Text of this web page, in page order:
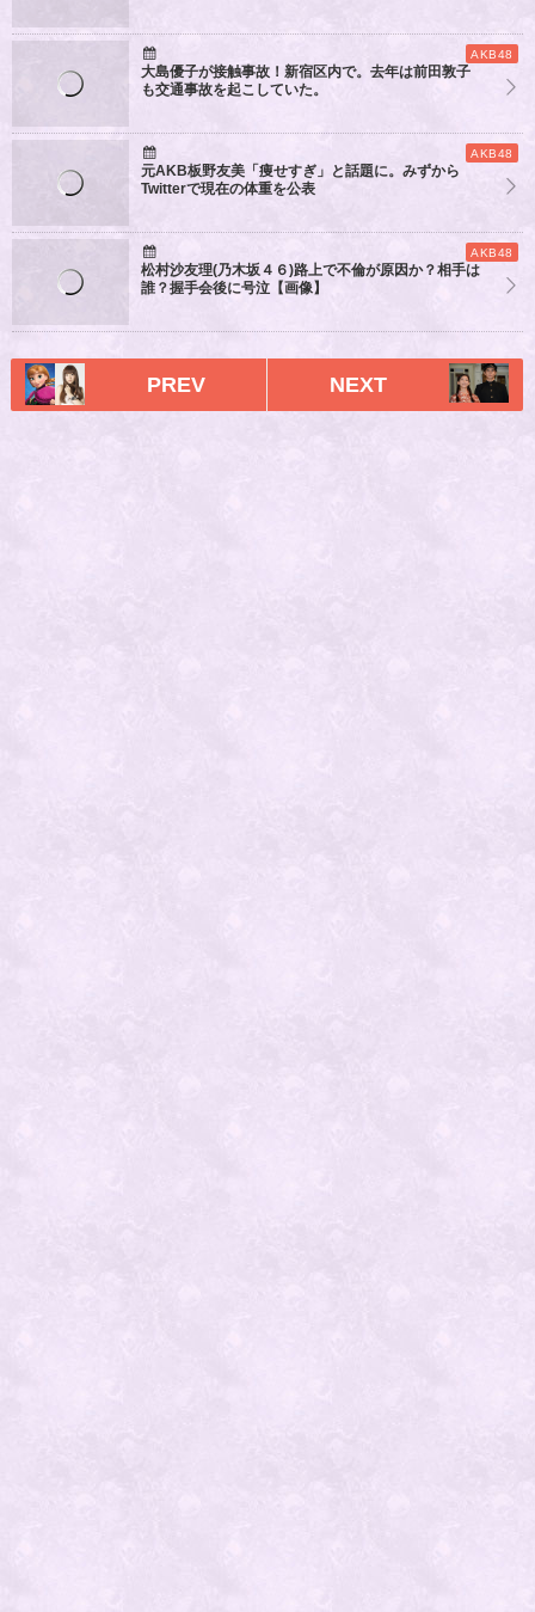
AKB48
大島優子が接触事故！新宿区内で。去年は前田敦子
も交通事故を起こしていた。
AKB48
元AKB板野友美「痩せすぎ」と話題に。みずから
Twitterで現在の体重を公表
AKB48
松村沙友理(乃木坂４６)路上で不倫が原因か？相手は
誰？握手会後に号泣【画像】
PREV NEXT